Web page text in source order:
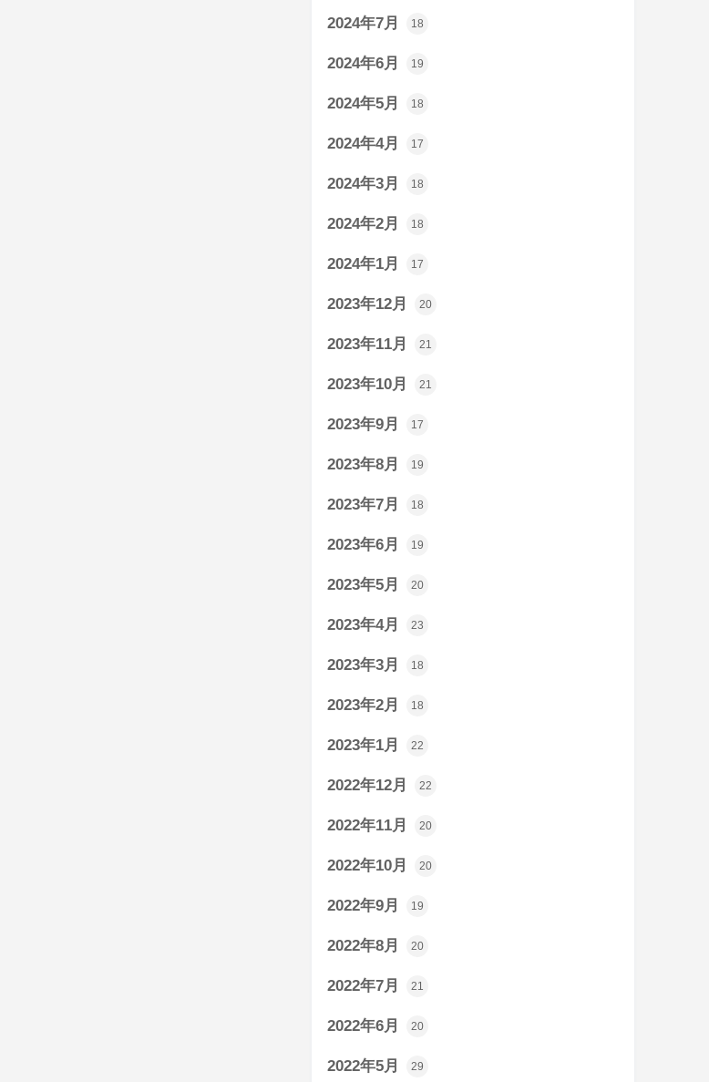
2024年7月 18
2024年6月 19
2024年5月 18
2024年4月 17
2024年3月 18
2024年2月 18
2024年1月 17
2023年12月 20
2023年11月 21
2023年10月 21
2023年9月 17
2023年8月 19
2023年7月 18
2023年6月 19
2023年5月 20
2023年4月 23
2023年3月 18
2023年2月 18
2023年1月 22
2022年12月 22
2022年11月 20
2022年10月 20
2022年9月 19
2022年8月 20
2022年7月 21
2022年6月 20
2022年5月 29